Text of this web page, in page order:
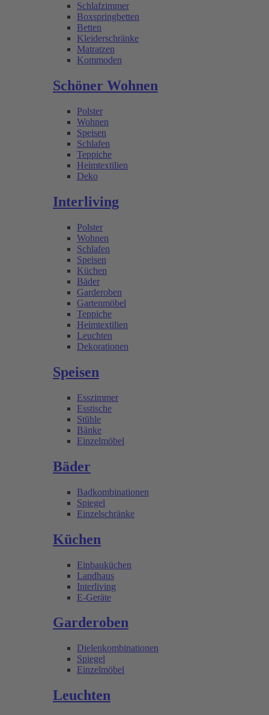
Schlafzimmer
Boxspringbetten
Betten
Kleiderschränke
Matratzen
Kommoden
Schöner Wohnen
Polster
Wohnen
Speisen
Schlafen
Teppiche
Heimtextilien
Deko
Interliving
Polster
Wohnen
Schlafen
Speisen
Küchen
Bäder
Garderoben
Gartenmöbel
Teppiche
Heimtextilien
Leuchten
Dekorationen
Speisen
Esszimmer
Esstische
Stühle
Bänke
Einzelmöbel
Bäder
Badkombinationen
Spiegel
Einzelschränke
Küchen
Einbauküchen
Landhaus
Interliving
E-Geräte
Garderoben
Dielenkombinationen
Spiegel
Einzelmöbel
Leuchten